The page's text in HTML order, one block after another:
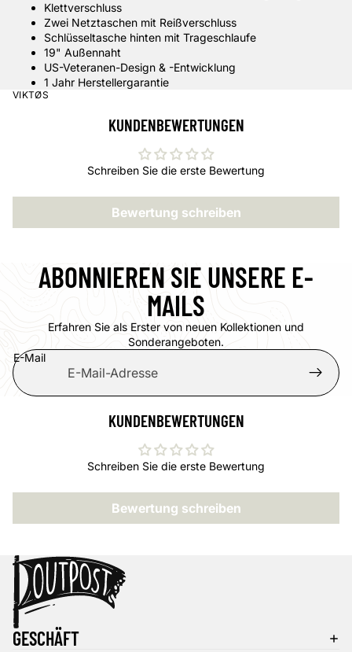
Klettverschluss
Zwei Netztaschen mit Reißverschluss
Schlüsseltasche hinten mit Trageschlaufe
19" Außennaht
US-Veteranen-Design & -Entwicklung
1 Jahr Herstellergarantie
VIKTØS
KUNDENBEWERTUNGEN
Schreiben Sie die erste Bewertung
Bewertung schreiben
ABONNIEREN SIE UNSERE E-
MAILS
Erfahren Sie als Erster von neuen Kollektionen und
Sonderangeboten.
E-Mail
KUNDENBEWERTUNGEN
Schreiben Sie die erste Bewertung
Bewertung schreiben
GESCHÄFT
Datenschutzerklärung
Widerrufsrecht
AGB
Kontaktinformationen